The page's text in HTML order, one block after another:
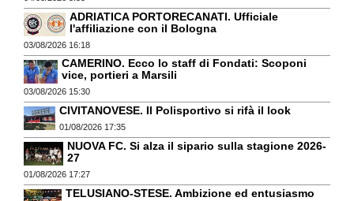
ADRIATICA PORTORECANATI. Ufficiale
l'affiliazione con il Bologna
03/08/2026 16:18
CAMERINO. Ecco lo staff di Fondati: Scoponi
vice, portieri a Marsili
03/08/2026 15:30
CIVITANOVESE. Il Polisportivo si rifà il look
01/08/2026 17:35
NUOVA FC. Si alza il sipario sulla stagione 2026-
27
01/08/2026 17:27
TELUSIANO-STESE. Ambizione ed entusiasmo